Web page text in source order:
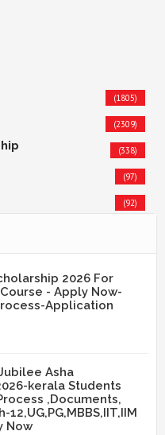
(1805)
(2309)
(338)
(97)
(92)
2026 For
- Apply Now-
Application
Asha
kerala Students
,Documents,
Now